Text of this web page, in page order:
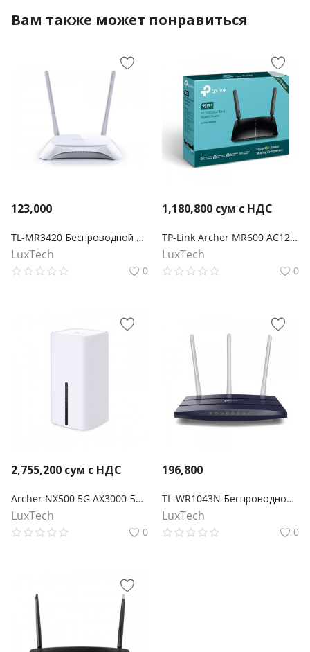
Вам также может понравиться
123,000
TL-MR3420 Беспроводной 3G/4G-маршрутизатор серии N, скорость до 300 Мбит/с
LuxTech
0
1,180,800 сум с НДС
TP-Link Archer MR600 AC1200 Двухдиапазонный беспроводной гигабитный 4G+ Cat.6 LTE маршрутизатор co слотом для SIM-карты
LuxTech
0
2,755,200 сум с НДС
Archer NX500 5G AX3000 Беспроводной двухдиапазонный гигабитный маршрутизатор
LuxTech
0
196,800
TL-WR1043N Беспроводной гигабитный маршрутизатор серии N, скорость до 450Мбит/с
LuxTech
0